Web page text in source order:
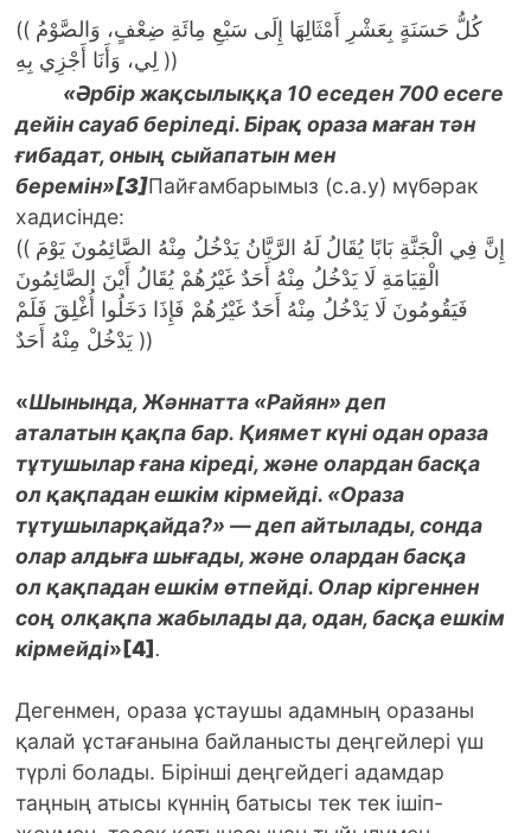
(( كُلُّ حَسَنَةٍ بِعَشْرِ أَمْثَالِهَا إِلَى سَبْعِ مِائَةِ ضِعْفٍ، وَالصَّوْمُ
لِي، وَأَنَا أَجْزِي بِهِ ))
«Әрбір жақсылыққа 10 еседен 700 есеге
дейін сауаб беріледі. Бірақ ораза маған тән
ғибадат, оның сыйапатын мен
беремін»[3]Пайғамбарымыз (с.а.у) мүбәрак
хадисінде:
(( إِنَّ فِي الْجَنَّةِ بَابًا يُقَالُ لَهُ الرَّيَّانُ يَدْخُلُ مِنْهُ الصَّائِمُونَ يَوْمَ
الْقِيَامَةِ لَا يَدْخُلُ مِنْهُ أَحَدٌ غَيْرُهُمْ يُقَالُ أَيْنَ الصَّائِمُونَ
فَيَقُومُونَ لَا يَدْخُلُ مِنْهُ أَحَدٌ غَيْرُهُمْ فَإِذَا دَخَلُوا أُغْلِقَ فَلَمْ
يَدْخُلْ مِنْهُ أَحَدٌ ))
«Шынында, Жәннатта «Райян» деп
аталатынқақпа бар. Қиямет күні одан ораза
тұтушылар ғана кіреді, және олардан басқа
олқақпадан ешкім кірмейді. «Ораза
тұтушыларқайда?» — деп айтылады, сонда
олар алдыға шығады, және олардан басқа
олқақпадан ешкімөтпейді. Олар кіргеннен
соң олқақпа жабылады да, одан, басқа ешкім
кірмейді» [4] .
Дегенмен, ораза ұстаушы адамның оразаны
қалай ұстағанына байланысты деңгейлері үш
түрлі болады. Бірінші деңгейдегі адамдар
таңның атысы күннің батысы тек тек ішіп-